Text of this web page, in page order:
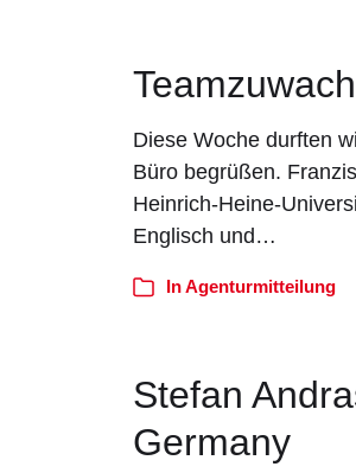
Diese Woche durften
Büro begrüßen.
Heinrich-Heine-
Englisch und…
InAgenturmitteilung
Stefan
Germany